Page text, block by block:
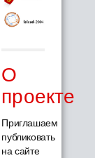
О
проекте
Приглашаем
публиковать
на сайте